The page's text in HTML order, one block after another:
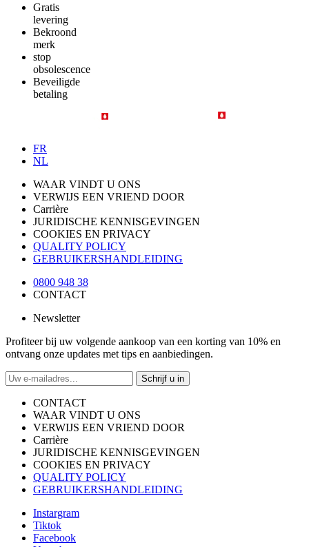
Gratis
levering
Bekroond
merk
stop
obsolescence
Beveiligde
betaling
FR
NL
WAAR VINDT U ONS
VERWIJS EEN VRIEND DOOR
Carrière
JURIDISCHE KENNISGEVINGEN
COOKIES EN PRIVACY
QUALITY POLICY
GEBRUIKERSHANDLEIDING
0800 948 38
CONTACT
Newsletter
Profiteer bij uw volgende aankoop van een korting van 10% en
ontvang onze updates met tips en aanbiedingen.
Schrijf u in
CONTACT
WAAR VINDT U ONS
VERWIJS EEN VRIEND DOOR
Carrière
JURIDISCHE KENNISGEVINGEN
COOKIES EN PRIVACY
QUALITY POLICY
GEBRUIKERSHANDLEIDING
Instargram
Tiktok
Facebook